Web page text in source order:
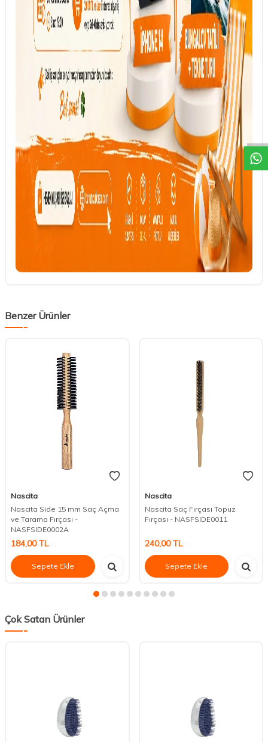
Benzer Ürünler
Nascita
Nascita Side 15 mm Saç Açma
ve Tarama Fırçası -
NASFSIDE0002A
184,00TL
Sepete Ekle
Nascita
Nascita Saç Fırçası Topuz
Fırçası - NASFSIDE0011
240,00TL
Sepete Ekle
Çok Satan Ürünler